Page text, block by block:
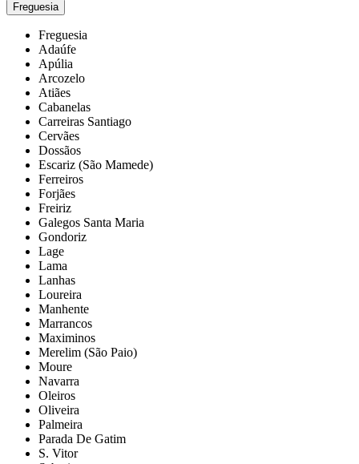
Freguesia
Freguesia
Adaúfe
Apúlia
Arcozelo
Atiães
Cabanelas
Carreiras Santiago
Cervães
Dossãos
Escariz (São Mamede)
Ferreiros
Forjães
Freiriz
Galegos Santa Maria
Gondoriz
Lage
Lama
Lanhas
Loureira
Manhente
Marrancos
Maximinos
Merelim (São Paio)
Moure
Navarra
Oleiros
Oliveira
Palmeira
Parada De Gatim
S. Vitor